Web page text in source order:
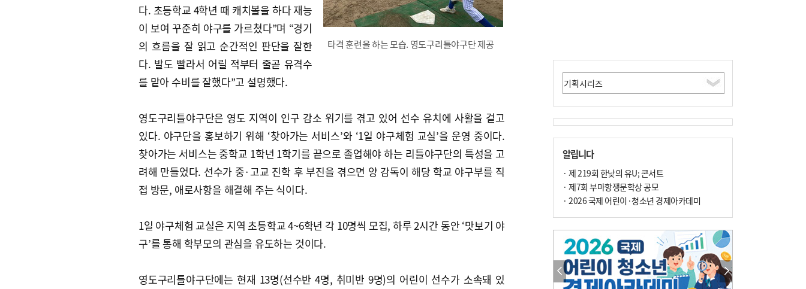
타격 훈련을 하는 모습. 영도구리틀야구단 제공
다. 초등학교 4학년 때 캐치볼을 하다 재능
이 보여 꾸준히 야구를 가르쳤다”며 “경기
의 흐름을 잘 읽고 순간적인 판단을 잘한
다. 발도 빨라서 어릴 적부터 줄곧 유격수
를 맡아 수비를 잘했다”고 설명했다.
영도구리틀야구단은 영도 지역이 인구 감소 위기를 겪고 있어 선수 유치에 사활을 걸고
있다. 야구단을 홍보하기 위해 ‘찾아가는 서비스’와 ‘1일 야구체험 교실’을 운영 중이다.
찾아가는 서비스는 중학교 1학년 1학기를 끝으로 졸업해야 하는 리틀야구단의 특성을 고
려해 만들었다. 선수가 중·고교 진학 후 부진을 겪으면 양 감독이 해당 학교 야구부를 직
접 방문, 애로사항을 해결해 주는 식이다.
1일 야구체험 교실은 지역 초등학교 4~6학년 각 10명씩 모집, 하루 2시간 동안 ‘맛보기 야
구’를 통해 학부모의 관심을 유도하는 것이다.
영도구리틀야구단에는 현재 13명(선수반 4명, 취미반 9명)의 어린이 선수가 소속돼 있
알립니다
· 제 219회 한낮의 유U; 콘서트
· 제7회 부마항쟁문학상 공모
· 2026 국제 어린이·청소년 경제아카데미